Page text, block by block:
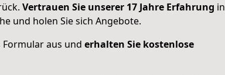
Vertrauen Sie unserer 17 Jahre Erfahrung in
und holen Sie sich Angebote.
Formular aus und erhalten Sie kostenlose